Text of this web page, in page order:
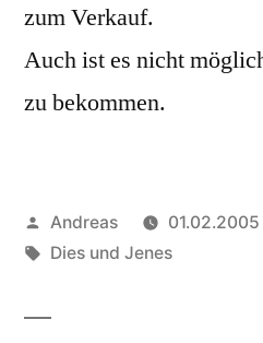
zum Verkauf.
Auch ist es nicht
zu bekommen.
Veröffentlicht
von
Andreas 01.02.2005
Schlagwörter:
Dies und Jenes